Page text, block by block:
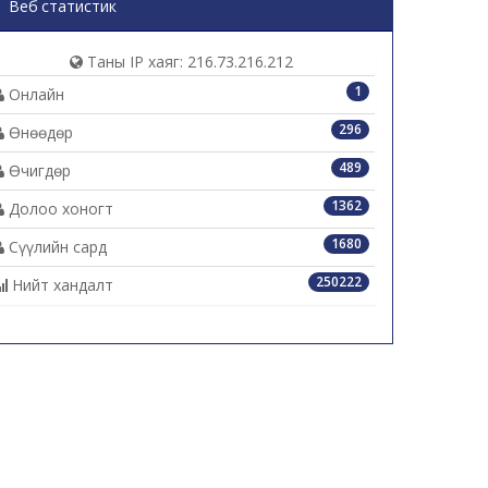
Веб статистик
Таны IP хаяг: 216.73.216.212
1
Онлайн
296
Өнөөдөр
489
Өчигдөр
1362
Долоо хоногт
1680
Сүүлийн сард
250222
Нийт хандалт